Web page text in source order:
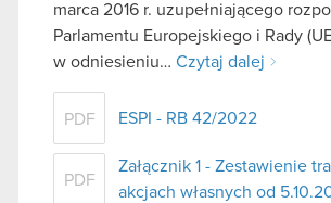
marca 2016 r. uzupełniającego
Parlamentu Europejskiego i Rady
w odniesieniu… Czytaj dalej
PDF ESPI - RB 42/2022
PDF
Załącznik 1 - Zestawienie
akcjach własnych od